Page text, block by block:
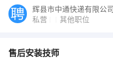
辉县市中通快递有限公司
私营
其他职位
售后安装技师